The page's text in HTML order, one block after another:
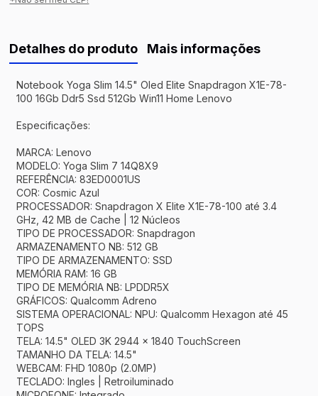
Detalhes do produto
Notebook Yoga Slim 14.5" Oled Elite Snapdragon X1E-78-
100 16Gb Ddr5 Ssd 512Gb Win11 Home Lenovo
Especificações:
MARCA: Lenovo
MODELO: Yoga Slim 7 14Q8X9
REFERÊNCIA: 83ED0001US
COR: Cosmic Azul
PROCESSADOR: Snapdragon X Elite X1E-78-100 até 3.4
GHz, 42 MB de Cache | 12 Núcleos
TIPO DE PROCESSADOR: Snapdragon
ARMAZENAMENTO NB: 512 GB
TIPO DE ARMAZENAMENTO: SSD
MEMÓRIA RAM: 16 GB
TIPO DE MEMÓRIA NB: LPDDR5X
GRÁFICOS: Qualcomm Adreno
SISTEMA OPERACIONAL: NPU: Qualcomm Hexagon até 45
TOPS
TELA: 14.5" OLED 3K 2944 x 1840 TouchScreen
TAMANHO DA TELA: 14.5"
WEBCAM: FHD 1080p (2.0MP)
TECLADO: Ingles | Retroiluminado
Mais informações